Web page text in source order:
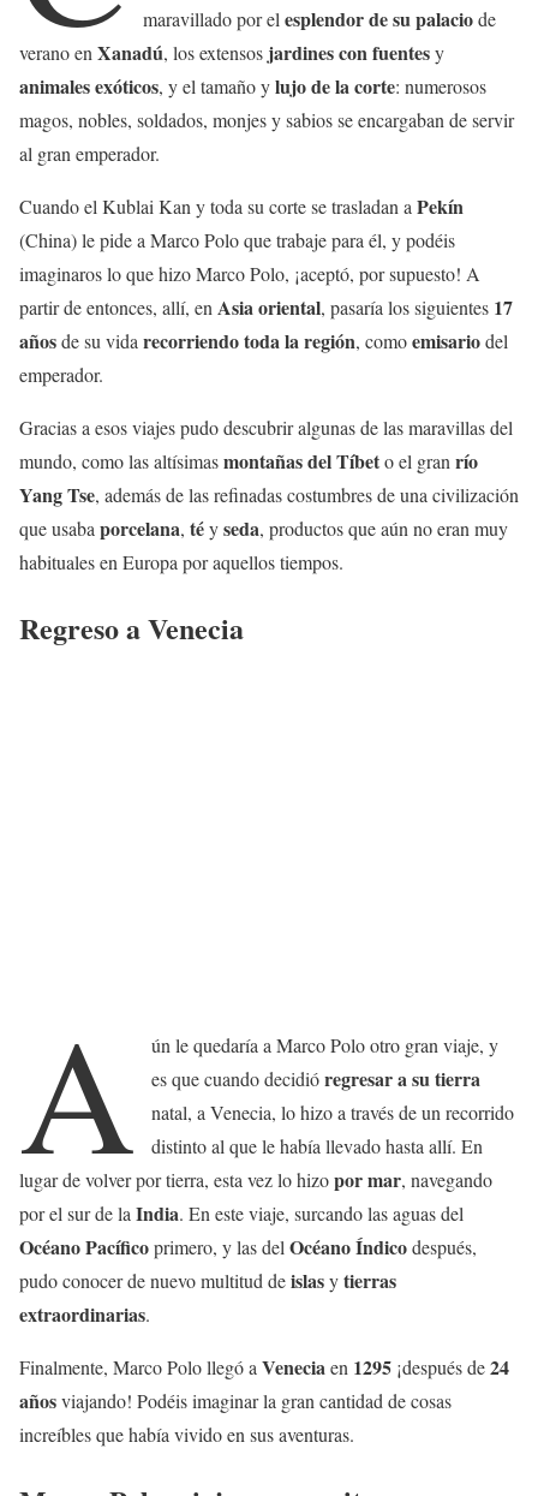
maravillado por elesplendor de su palaciode
verano en Xanadú, los extensos jardines con fuentesy
animales exóticos, y el tamaño ylujo de la corte: numerosos
magos, nobles, soldados, monjes y sabios se encargaban de servir
al gran emperador.
Cuando el Kublai Kan y toda su corte se trasladan a Pekín
(China) le pide a Marco Polo que trabaje para él, y podéis
imaginaros lo que hizo Marco Polo, ¡aceptó, por supuesto! A
partir de entonces, allí, en Asia oriental, pasaría los siguientes 17
añosde su vida recorriendo toda la región, comoemisariodel
emperador.
Gracias a esos viajes pudo descubrir algunas de las maravillas del
mundo, como las altísimasmontañas del Tíbeto el gran río
Yang Tse, además de las refinadas costumbres de una civilización
que usaba porcelana, téyseda, productos que aún no eran muy
habituales en Europa por aquellos tiempos.
Regreso a Venecia
A
ún le quedaría a Marco Polo otro gran viaje, y
es que cuando decidióregresar a su tierra
natal, a Venecia, lo hizo a través de un recorrido
distinto al que le había llevado hasta allí. En
lugar de volver por tierra, esta vez lo hizopor mar, navegando
por el sur de laIndia. En este viaje, surcando las aguas del
Océano Pacíficoprimero, y las delOcéano Índicodespués,
pudo conocer de nuevo multitud deislasytierras
extraordinarias.
Finalmente, Marco Polo llegó aVeneciaen 1295 ¡después de24
añosviajando! Podéis imaginar la gran cantidad de cosas
increíbles que había vivido en sus aventuras.